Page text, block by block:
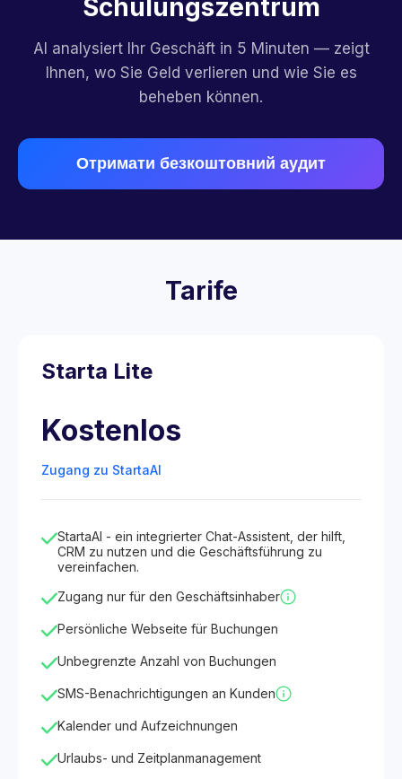
Schulungszentrum
AI analysiert Ihr Geschäft in 5 Minuten — zeigt
Ihnen, wo Sie Geld verlieren und wie Sie es
beheben können.
Отримати безкоштовний аудит
Tarife
Starta Lite
Kostenlos
Zugang zu StartaAI
StartaAI - ein integrierter Chat-Assistent, der hilft,
CRM zu nutzen und die Geschäftsführung zu
vereinfachen.
Zugang nur für den Geschäftsinhaber
Persönliche Webseite für Buchungen
Unbegrenzte Anzahl von Buchungen
SMS-Benachrichtigungen an Kunden
Kalender und Aufzeichnungen
Urlaubs- und Zeitplanmanagement